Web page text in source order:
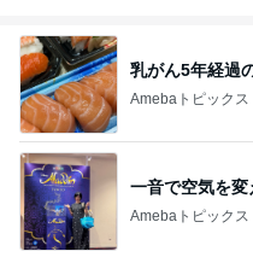
乳がん5年経過
Amebaトピックス
一音で空気を変
Amebaトピックス